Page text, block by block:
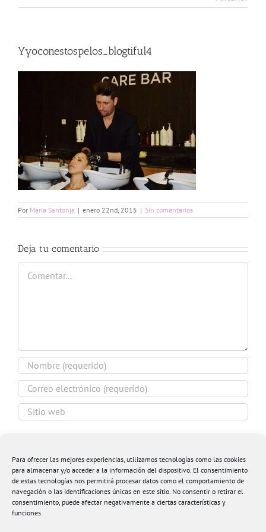
Para ofrecer las mejores experiencias, utilizamos tecnologías como las cookies
para almacenar y/o acceder a la información del dispositivo. El consentimiento
de estas tecnologías nos permitirá procesar datos como el comportamiento de
navegación o las identificaciones únicas en este sitio. No consentir o retirar el
consentimiento, puede afectar negativamente a ciertas características y
funciones.
Yyoconestospelos_blogtiful4
Por Maria Santonja | enero 22nd, 2015 | Sin comentarios
Deja tu comentario
Comentar
navegador para la próxima vez que comente.